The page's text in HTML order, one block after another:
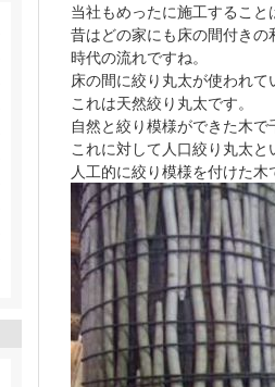
当社もめったに施工すること
昔はどの家にも床の間付きの
時代の流れですね。
床の間に絞り丸太が使われて
これは天然絞り丸太です。
自然と絞り模様ができた木で
これに対して人口絞り丸太と
人工的に絞り模様を付けた木